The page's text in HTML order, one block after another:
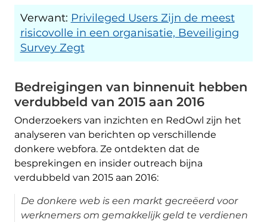
Verwant: Privileged Users Zijn de meest
risicovolle in een organisatie, Beveiliging
Survey Zegt
Bedreigingen van binnenuit hebben
verdubbeld van 2015 aan 2016
Onderzoekers van inzichten en RedOwl zijn het
analyseren van berichten op verschillende
donkere webfora. Ze ontdekten dat de
besprekingen en insider outreach bijna
verdubbeld van 2015 aan 2016:
De donkere web is een markt gecreëerd voor
werknemers om gemakkelijk geld te verdienen